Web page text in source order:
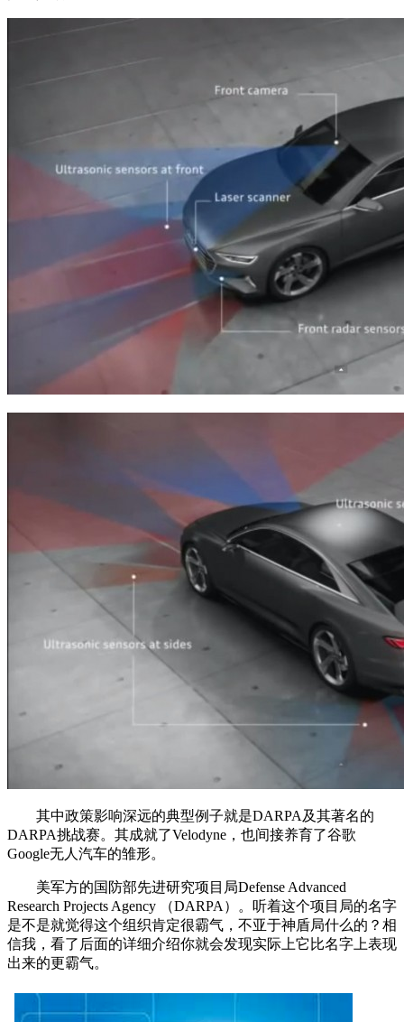
其中政策影响深远的典型例子就是DARPA及其著名的
DARPA挑战赛。其成就了Velodyne，也间接养育了谷歌
Google无人汽车的雏形。
美军方的国防部先进研究项目局Defense Advanced
Research Projects Agency （DARPA）。听着这个项目局的名字
是不是就觉得这个组织肯定很霸气，不亚于神盾局什么的？相
信我，看了后面的详细介绍你就会发现实际上它比名字上表现
出来的更霸气。